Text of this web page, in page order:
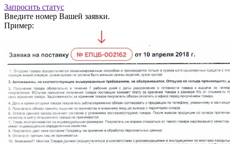
Запросить статус
Введите номер Вашей заявки.
Пример: